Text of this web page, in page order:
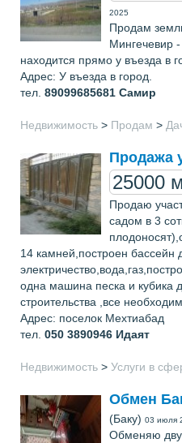
2025
Продам
Мингечевир
находится прямо у въезда в
Адрес: У въезда в город.
тел. 89099685681 Самир
Недвижимость > Продам >
Продажа
25000
Продаю
садом в 3
14 камней,построен бассейн
одна машина песка и кубика
строительства ,все
Адрес: поселок Мехтиабад
тел. 050 3890946 Идаят
Недвижимость > Услуги в
Обмен
(Баку) 03 июля
Обменяю